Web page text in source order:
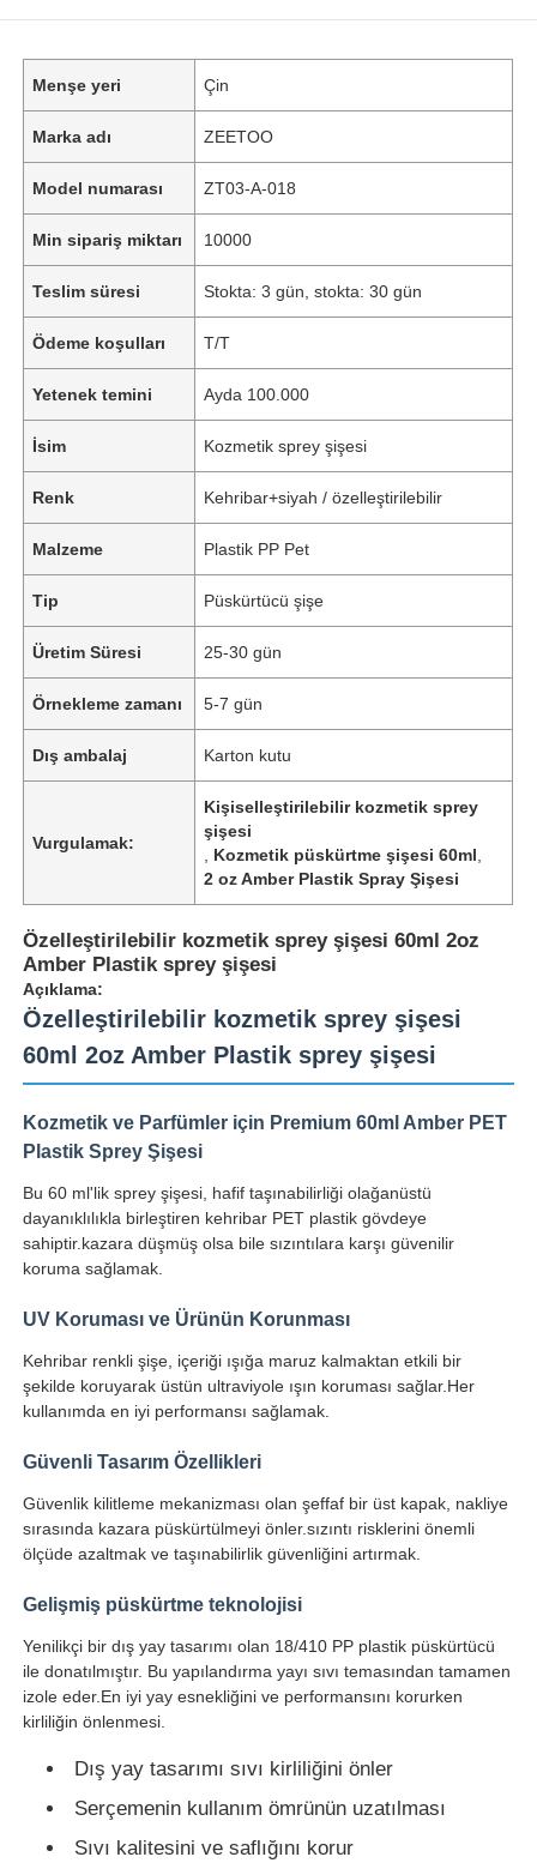
Ana sayfa
Ürünler
Hakkımızda
Menşe yeri Çin
Marka adı ZEETOO
Model numarası ZT03-A-018
Min sipariş miktarı 10000
Teslim süresi Stokta: 3 gün, stokta: 30 gün
Ödeme koşulları T/T
Yetenek temini Ayda 100.000
İsim Kozmetik sprey şişesi
Renk Kehribar+siyah / özelleştirilebilir
Malzeme Plastik PP Pet
Tip Püskürtücü şişe
Üretim Süresi 25-30 gün
Örnekleme zamanı 5-7 gün
Dış ambalaj Karton kutu
Vurgulamak:
Kişiselleştirilebilir kozmetik sprey
şişesi
Kozmetik püskürtme şişesi 60ml
2 oz Amber Plastik Spray Şişesi
Özelleştirilebilir kozmetik sprey şişesi 60ml 2oz
Amber Plastik sprey şişesi
Açıklama:
Özelleştirilebilir kozmetik sprey şişesi
60ml 2oz Amber Plastik sprey şişesi
Kozmetik ve Parfümler için Premium 60ml Amber PET
Plastik Sprey Şişesi
Bu 60 ml'lik sprey şişesi, hafif taşınabilirliği olağanüstü
dayanıklılıkla birleştiren kehribar PET plastik gövdeye
sahiptir.kazara düşmüş olsa bile sızıntılara karşı güvenilir
koruma sağlamak.
UV Koruması ve Ürünün Korunması
Kehribar renkli şişe, içeriği ışığa maruz kalmaktan etkili bir
şekilde koruyarak üstün ultraviyole ışın koruması sağlar.Her
kullanımda en iyi performansı sağlamak.
Güvenli Tasarım Özellikleri
Güvenlik kilitleme mekanizması olan şeffaf bir üst kapak, nakliye
sırasında kazara püskürtülmeyi önler.sızıntı risklerini önemli
ölçüde azaltmak ve taşınabilirlik güvenliğini artırmak.
Gelişmiş püskürtme teknolojisi
Yenilikçi bir dış yay tasarımı olan 18/410 PP plastik püskürtücü
ile donatılmıştır. Bu yapılandırma yayı sıvı temasından tamamen
izole eder.En iyi yay esnekliğini ve performansını korurken
kirliliğin önlenmesi.
Dış yay tasarımı sıvı kirliliğini önler
Serçemenin kullanım ömrünün uzatılması
Sıvı kalitesini ve saflığını korur